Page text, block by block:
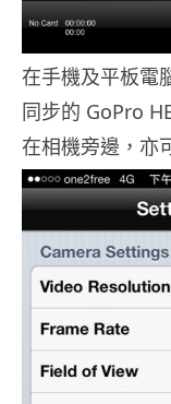
在手機及平板電
同步的 GoPro
在相機旁邊，亦